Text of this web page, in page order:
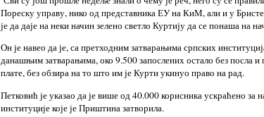
Пореску управу, нико од представника ЕУ на КиМ, али и у
је да даје на неки начин зелено светло Куртију да се понаша на
Он је навео да је, са претходним затварањима српских
данашњим затварањима, око 9.500 запослених остало без посла
плате, без обзира на то што им је Курти укинуо право на рад.
Петковић је указао да је више од 40.000 корисника ускраћено за
институције које је Приштина затворила.